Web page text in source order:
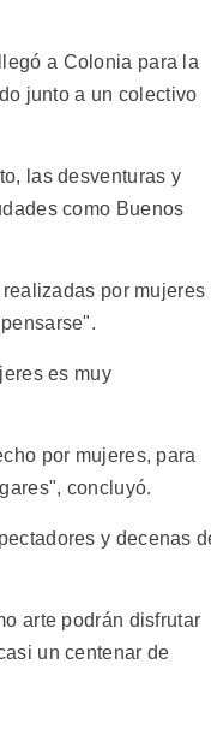
a Colonia para la
junto a un colectivo
las desventuras y
como Buenos
por mujeres
es muy
por mujeres, para
concluyó.
y decenas
arte podrán disfrutar
un centenar de